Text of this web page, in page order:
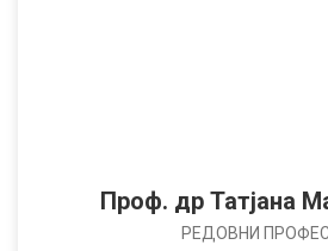
Проф. др Татјана
РЕДОВНИ